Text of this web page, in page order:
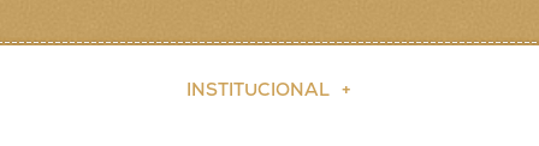
INSTITUCIONAL